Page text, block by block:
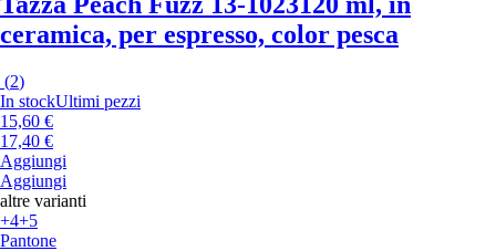
ceramica, per espresso, color pesca
(2)
In stockUltimi pezzi
15,60 €
17,40 €
Aggiungi
Aggiungi
altre varianti
+4+5
Pantone